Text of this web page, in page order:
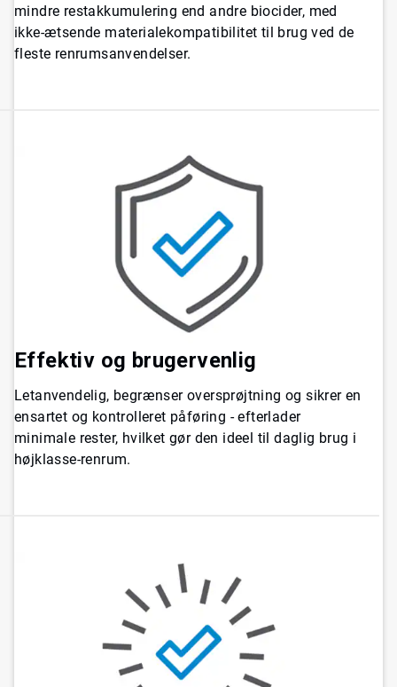
mindre restakkumulering end andre biocider, med
ikke-ætsende materialekompatibilitet til brug ved de
fleste renrumsanvendelser.
Effektiv og brugervenlig
Letanvendelig, begrænser oversprøjtning og sikrer en
ensartet og kontrolleret påføring - efterlader
minimale rester, hvilket gør den ideel til daglig brug i
højklasse-renrum.